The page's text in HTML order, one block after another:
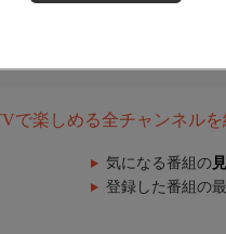
で楽しめる全チャンネル
気になる番組の
登録した番組の